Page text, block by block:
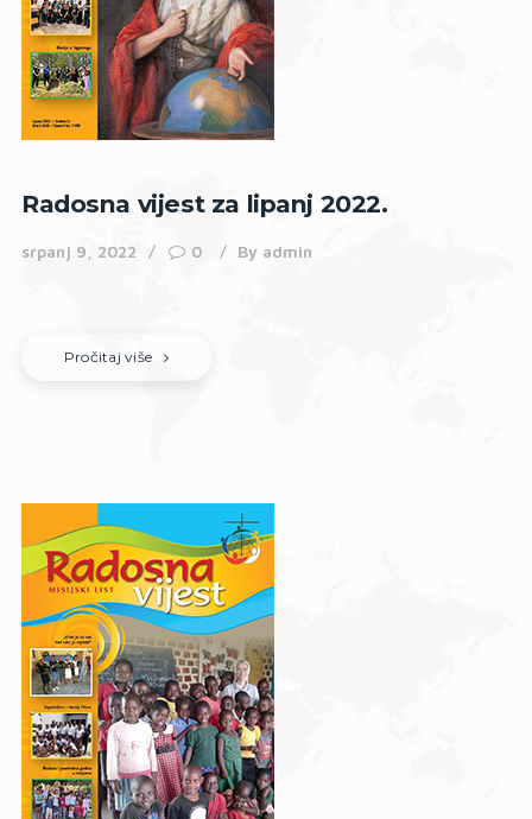
Radosna vijest za lipanj 2022.
srpanj 9, 2022 0 By admin
Pročitaj više